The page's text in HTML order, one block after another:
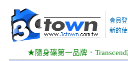
會員
新的
★隨身碟第一品牌．